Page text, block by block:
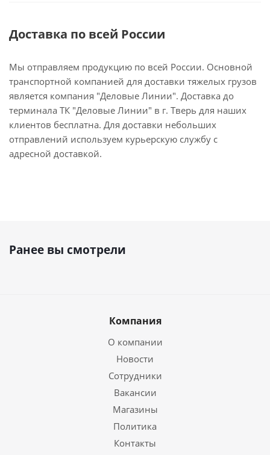
Доставка по всей России
Мы отправляем продукцию по всей России. Основной
транспортной компанией для доставки тяжелых грузов
является компания "Деловые Линии". Доставка до
терминала ТК "Деловые Линии" в г. Тверь для наших
клиентов бесплатна. Для доставки небольших
отправлений используем курьерскую службу с
адресной доставкой.
Ранее вы смотрели
Компания
О компании
Новости
Сотрудники
Вакансии
Магазины
Политика
Контакты